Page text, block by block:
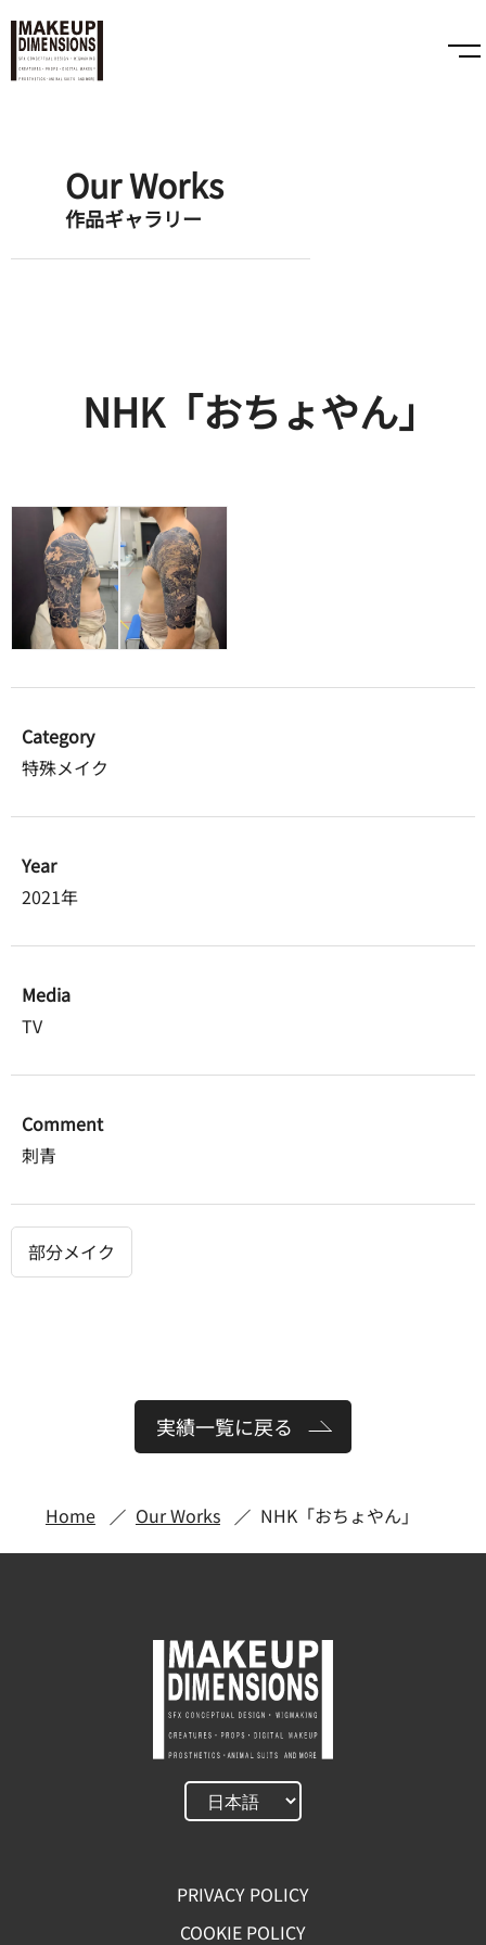
Our Works
作品ギャラリー
NHK「おちょやん」
Category
特殊メイク
Year
2021年
Media
TV
Comment
刺青
部分メイク
実績一覧に戻る
Home Our Works NHK「おちょやん」
PRIVACY POLICY
COOKIE POLICY